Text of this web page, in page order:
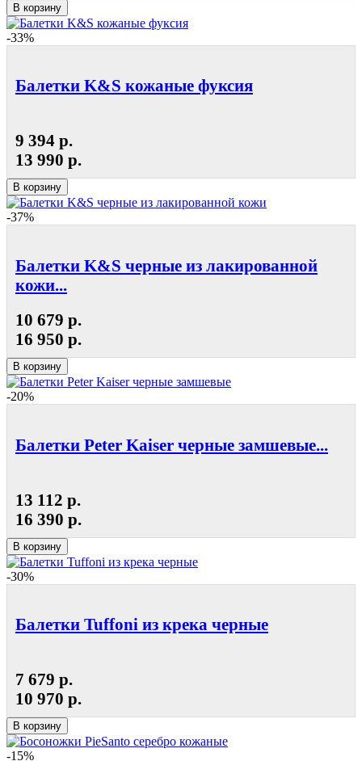
В корзину
-33%
Балетки K&S кожаные фуксия
9 394 р.
13 990 р.
В корзину
-37%
Балетки K&S черные из лакированной
кожи...
10 679 р.
16 950 р.
В корзину
-20%
Балетки Peter Kaiser черные замшевые...
13 112 р.
16 390 р.
В корзину
-30%
Балетки Tuffoni из крека черные
7 679 р.
10 970 р.
В корзину
-15%